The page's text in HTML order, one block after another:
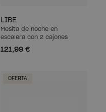
LIBE
Mesita de noche en
escalera con 2 cajones
121,99 €
OFERTA